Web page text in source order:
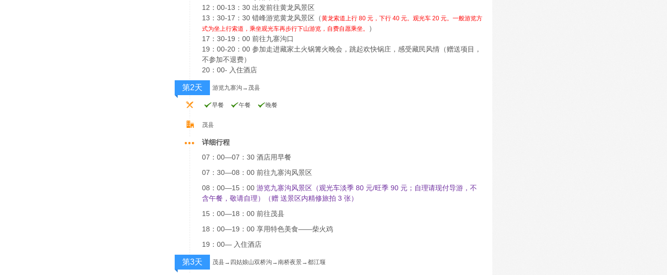
12：00-13：30 出发前往黄龙风景区
13：30-17：30 错峰游览黄龙风景区（黄龙索道上行 80 元，下行 40 元。观光车 20 元。一般游览方
式为坐上行索道，乘坐观光车再步行下山游览，自费自愿乘坐。
）
17：30-19：00 前往九寨沟口
19：00-20：00 参加走进藏家土火锅篝火晚会，跳起欢快锅庄，感受藏民风情（赠送项目，
不参加不退费）
20：00- 入住酒店
第2天 游览九寨沟→茂县
早餐 午餐 晚餐
茂县
详细行程
07：00—07：30 酒店用早餐
07：30—08：00 前往九寨沟风景区
08：00—15：00 游览九寨沟风景区（观光车淡季 80 元/旺季 90 元；自理请现付导游，不
含午餐，敬请自理）（赠 送景区内精修旅拍 3 张）
15：00—18：00 前往茂县
18：00—19：00 享用特色美食——柴火鸡
19：00— 入住酒店
第3天 茂县→四姑娘山双桥沟→南桥夜景→都江堰